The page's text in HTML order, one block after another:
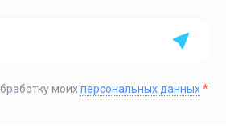
моихперсональных данных*